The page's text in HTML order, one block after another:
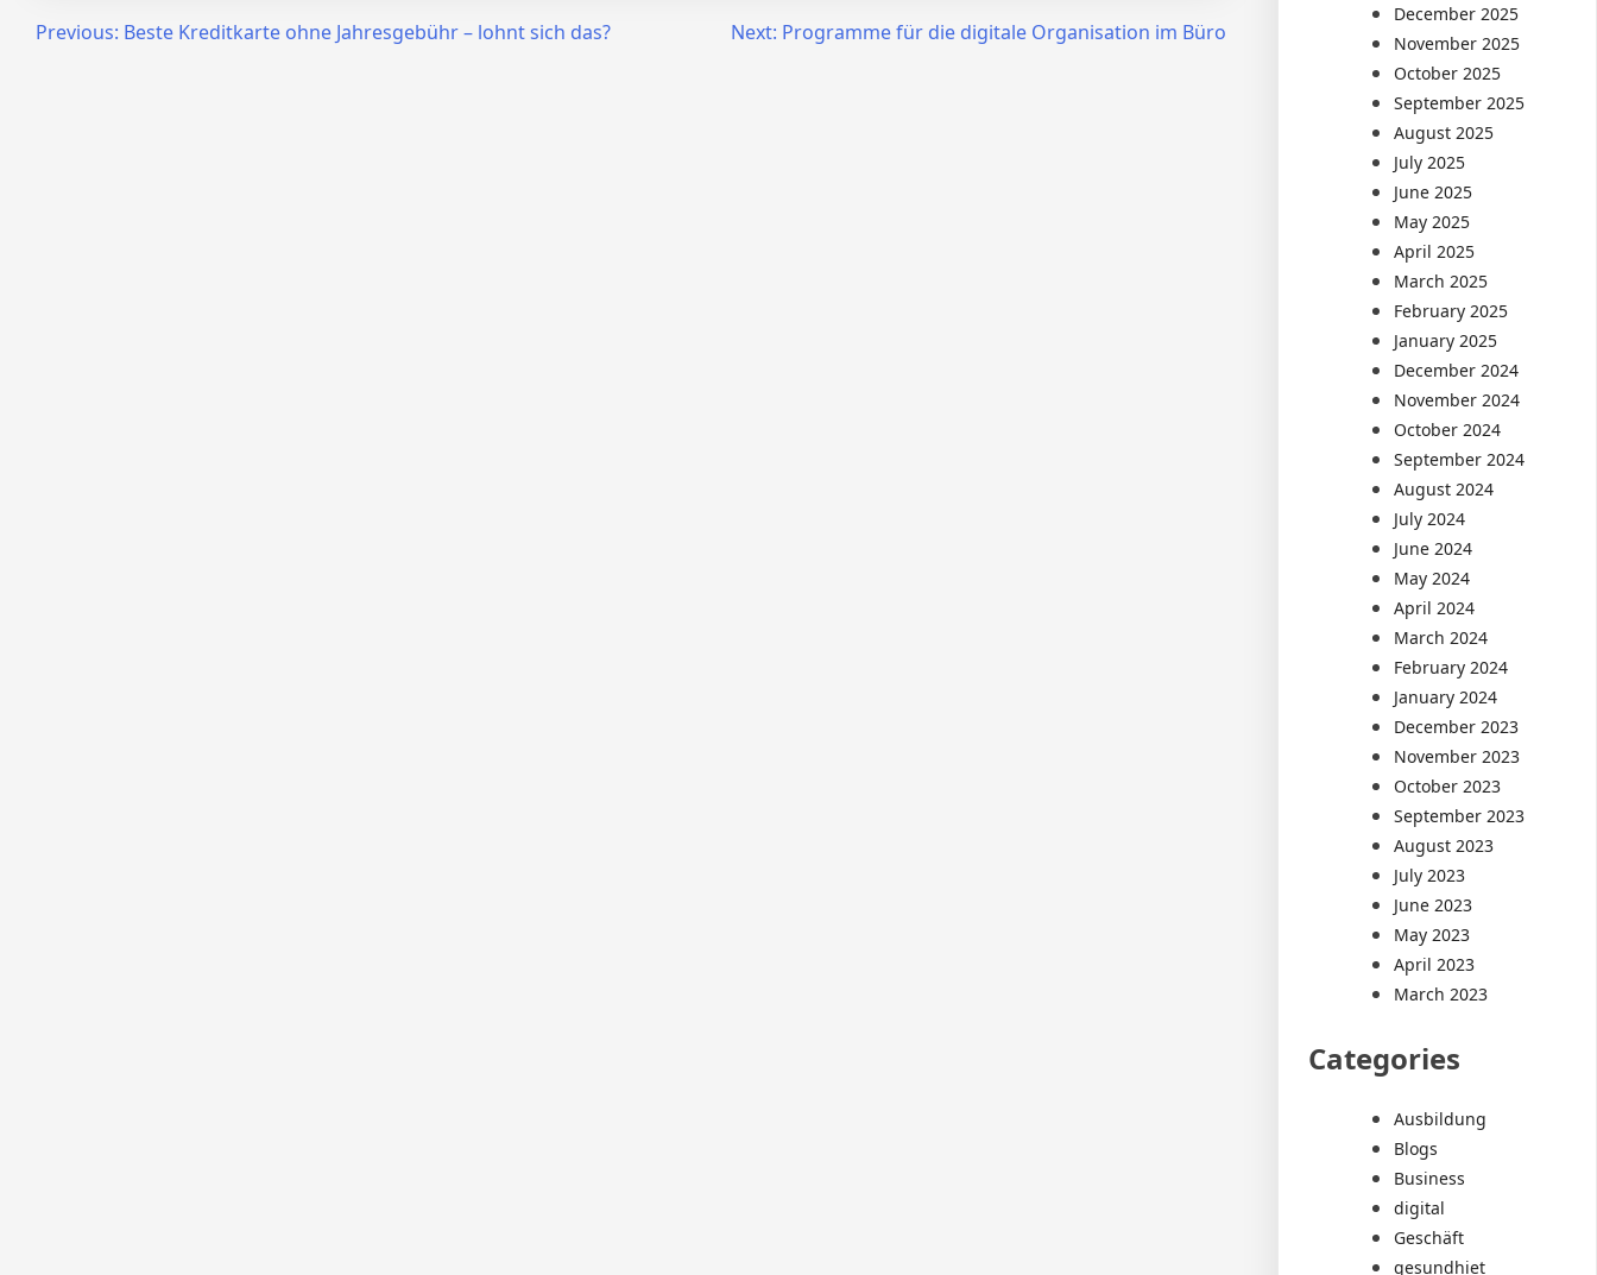
PostPrevious: Beste Kreditkarte ohne Jahresgebühr – lohnt sich das? Next: Programme für die digitale Organisation im Büro
December 2025
November 2025
October 2025
September 2025
August 2025
July 2025
June 2025
May 2025
April 2025
March 2025
February 2025
January 2025
December 2024
November 2024
October 2024
September 2024
August 2024
July 2024
June 2024
May 2024
April 2024
March 2024
February 2024
January 2024
December 2023
November 2023
October 2023
September 2023
August 2023
July 2023
June 2023
May 2023
April 2023
March 2023
Categories
Ausbildung
Blogs
Business
digital
Geschäft
gesundhiet